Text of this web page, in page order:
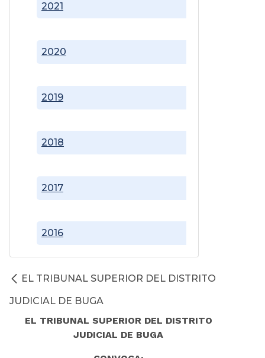
2016
2017
2018
2019
2020
2021
EL TRIBUNAL SUPERIOR DEL DISTRITO
JUDICIAL DE BUGA
EL TRIBUNAL SUPERIOR DEL DISTRITO
JUDICIAL DE BUGA